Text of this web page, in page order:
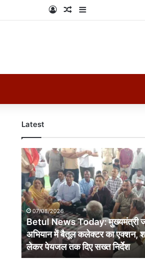
Log InRandom Article
Sidebar
Latest
Betul
News
Today:
मुख्यमंत्री
जन-
विश्वास
अभियान
में
बैतूल
कलेक्टर
का
07/08/2026
Betul News Today: मुख्यमंत्री
अभियान में बैतूल कलेक्टर का एक्शन,
लेकर पेयजल तक दिए सख्त निर्देश